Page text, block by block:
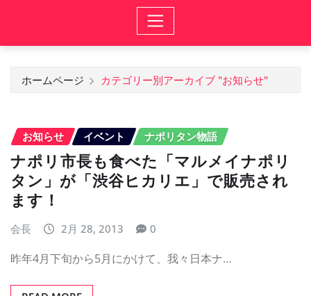
ホームページ カテゴリー別アーカイブ "お知らせ"
お知らせ イベント ナポリタン物語
ナポリ市長も食べた「マルメイナポリ
タン」が「渋谷ヒカリエ」で販売され
ます！
会長 2月 28, 2013 0
昨年4月下旬から5月にかけて、我々日本ナ…